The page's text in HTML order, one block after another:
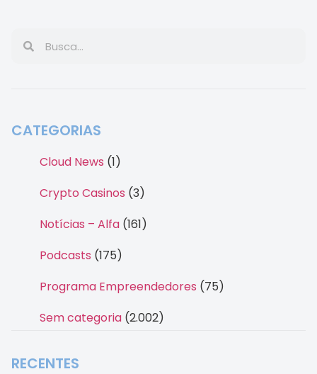
CATEGORIAS
Cloud News (1)
Crypto Casinos (3)
Notícias – Alfa (161)
Podcasts (175)
Programa Empreendedores (75)
Sem categoria (2.002)
RECENTES